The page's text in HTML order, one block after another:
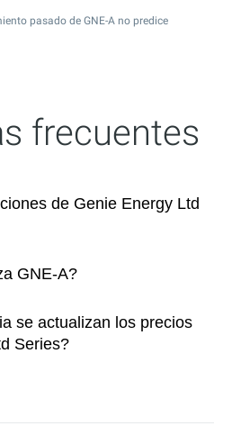
pasado de GNE-A no predice
frecuentes
de Genie Energy Ltd
GNE-A?
se actualizan los precios
Series?